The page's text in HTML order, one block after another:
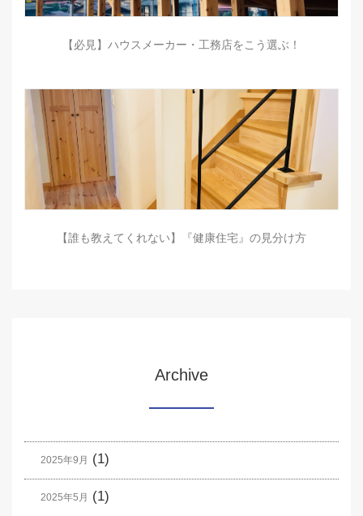
【必見】ハウスメーカー・工務店をこう選ぶ！
【誰も教えてくれない】『健康住宅』の見分け方
Archive
2025年9月 (1)
2025年5月 (1)